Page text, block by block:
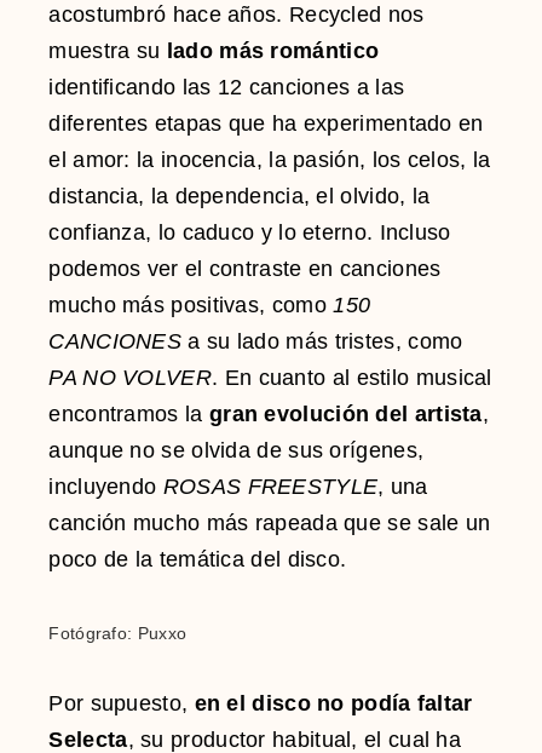
acostumbró hace años. Recycled nos
muestra su lado más romántico
identificando las 12 canciones a las
diferentes etapas que ha experimentado en
el amor: la inocencia, la pasión, los celos, la
distancia, la dependencia, el olvido, la
confianza, lo caduco y lo eterno. Incluso
podemos ver el contraste en canciones
mucho más positivas, como150
CANCIONES a su lado más tristes, como
PA NO VOLVER. En cuanto al estilo musical
encontramos la gran evolución del artista,
aunque no se olvida de sus orígenes,
incluyendo ROSAS FREESTYLE, una
canción mucho más rapeada que se sale un
poco de la temática del disco.
Fotógrafo: Puxxo
Por supuesto, en el disco no podía faltar
Selecta, su productor habitual, el cual ha